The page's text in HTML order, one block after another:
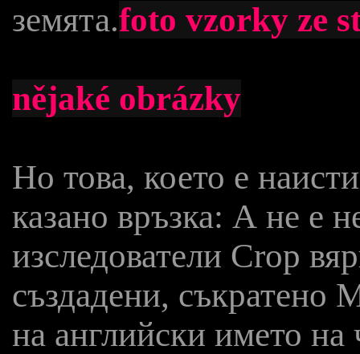
земята.foto vzorky ze
nějaké obrázky
Но това, което е
казано връзка: А не е
изследователи Crop
създадени, съкратено
на английски името